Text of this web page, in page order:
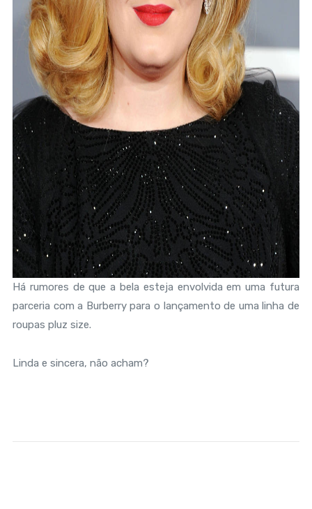
Há rumores de que a bela esteja envolvida em uma futura
parceria com a Burberry para o lançamento de uma linha de
roupas pluz size.
Linda e sincera, não acham?